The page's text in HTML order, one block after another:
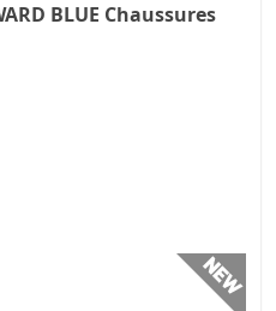
BLUE Chaussures